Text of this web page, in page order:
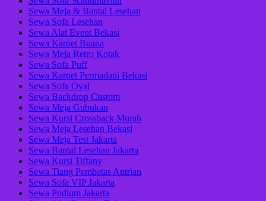
Sewa Meja & Bantal Lesehan
Sewa Sofa Lesehan
Sewa Alat Event Bekasi
Sewa Karpet Buana
Sewa Meja Retro Kotak
Sewa Sofa Puff
Sewa Karpet Permadani Bekasi
Sewa Sofa Oval
Sewa Backdrop Custom
Sewa Meja Gubukan
Sewa Kursi Crossback Murah
Sewa Meja Lesehan Bekasi
Sewa Meja Test Jakarta
Sewa Bantal Lesehan Jakarta
Sewa Kursi Tiffany
Sewa Tiang Pembatas Antrian
Sewa Sofa VIP Jakarta
Sewa Podium Jakarta